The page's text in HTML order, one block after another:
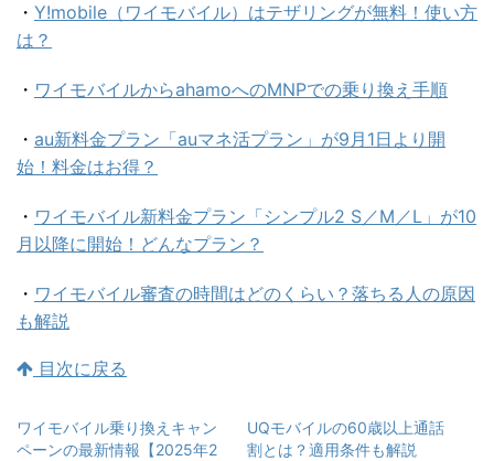
・ Y!mobile（ワイモバイル）はテザリングが無料！使い方
は？
・ ワイモバイルからahamoへのMNPでの乗り換え手順
・ au新料金プラン「auマネ活プラン」が9月1日より開
始！料金はお得？
・ ワイモバイル新料金プラン「シンプル2 S／M／L」が10
月以降に開始！どんなプラン？
・ ワイモバイル審査の時間はどのくらい？落ちる人の原因
も解説
目次に戻る
ワイモバイル乗り換えキャン
ペーンの最新情報【2025年2
UQモバイルの60歳以上通話
割とは？適用条件も解説